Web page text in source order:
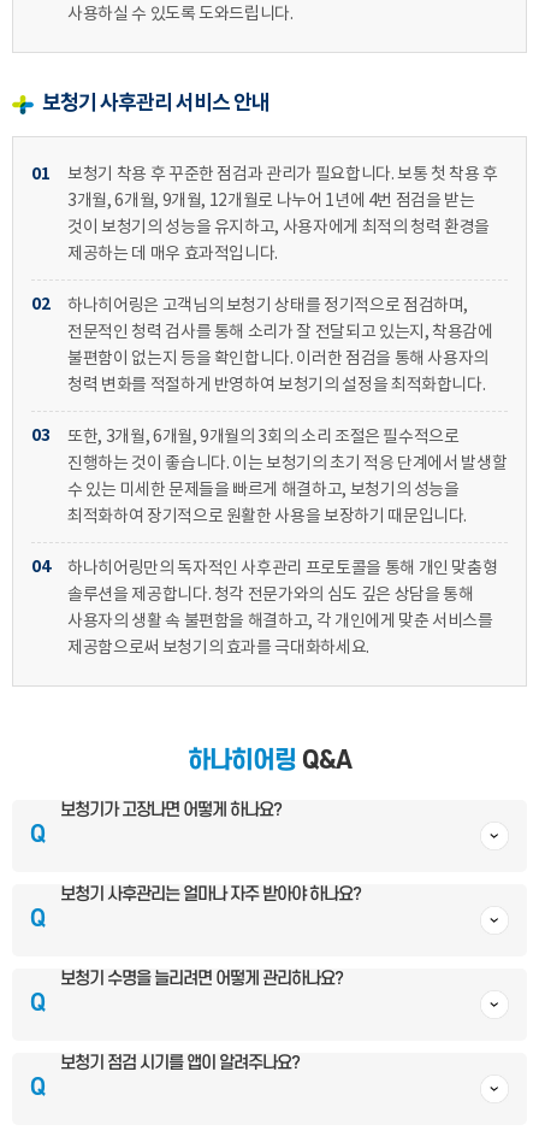
사용하실 수 있도록 도와드립니다.
보청기 사후관리 서비스 안내
01
보청기 착용 후 꾸준한 점검과 관리가 필요합니다. 보통 첫 착용 후
3개월, 6개월, 9개월, 12개월로 나누어 1년에 4번 점검을 받는
것이 보청기의 성능을 유지하고, 사용자에게 최적의 청력 환경을
제공하는 데 매우 효과적입니다.
02
하나히어링은 고객님의 보청기 상태를 정기적으로 점검하며,
전문적인 청력 검사를 통해 소리가 잘 전달되고 있는지, 착용감에
불편함이 없는지 등을 확인합니다. 이러한 점검을 통해 사용자의
청력 변화를 적절하게 반영하여 보청기의 설정을 최적화합니다.
03
또한, 3개월, 6개월, 9개월의 3회의 소리 조절은 필수적으로
진행하는 것이 좋습니다. 이는 보청기의 초기 적응 단계에서 발생할
수 있는 미세한 문제들을 빠르게 해결하고, 보청기의 성능을
최적화하여 장기적으로 원활한 사용을 보장하기 때문입니다.
04
하나히어링만의 독자적인 사후관리 프로토콜을 통해 개인 맞춤형
솔루션을 제공합니다. 청각 전문가와의 심도 깊은 상담을 통해
사용자의 생활 속 불편함을 해결하고, 각 개인에게 맞춘 서비스를
제공함으로써 보청기의 효과를 극대화하세요.
하나히어링 Q&A
Q
보청기가 고장나면 어떻게 하나요?
Q
보청기 사후관리는 얼마나 자주 받아야 하나요?
Q
보청기 수명을 늘리려면 어떻게 관리하나요?
Q
보청기 점검 시기를 앱이 알려주나요?
개인정보 수집, 이용에 동의합니다.
[자세히보기]